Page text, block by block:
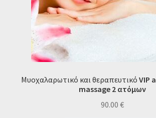
Μυοχαλαρωτικό και θεραπευτικό VIP
massage 2 ατόμων
90.00 €